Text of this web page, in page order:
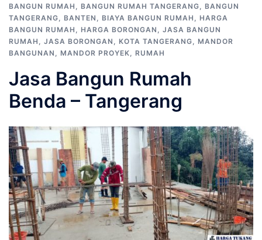
BANGUN RUMAH , BANGUN RUMAH TANGERANG, BANGUN
TANGERANG, BANTEN , BIAYA BANGUN RUMAH , HARGA
BANGUN RUMAH , HARGA BORONGAN , JASA BANGUN
RUMAH , JASA BORONGAN , KOTA TANGERANG, MANDOR
BANGUNAN , MANDOR PROYEK, RUMAH
Jasa Bangun Rumah
Benda – Tangerang